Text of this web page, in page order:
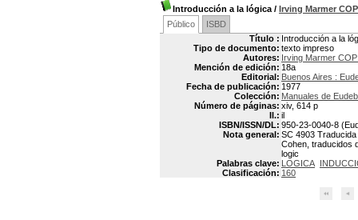
Introducción a la lógica / Irving Marmer
Público
ISBD
Título : Introducción a la
Tipo de documento: texto impreso
Autores: Irving Marmer
Mención de edición: 18a
Editorial: Buenos Aires :
Fecha de publicación: 1977
Colección: Manuales de
Número de páginas: xiv, 614 p
Il.: il
ISBN/ISSN/DL: 950-23-0040-8
Nota general: SC 4903
Cohen, traducidos
logic
Palabras clave: LOGICA
Clasificación: 160